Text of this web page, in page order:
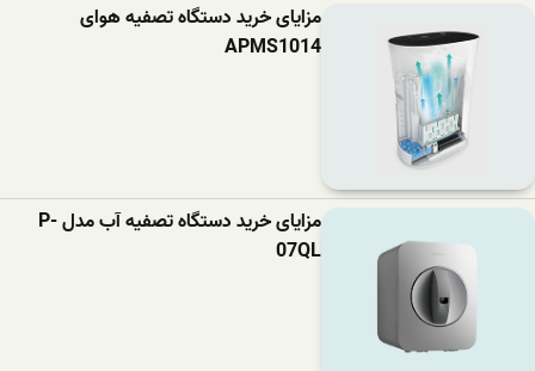
مزایای خرید دستگاه تصفیه هوای
APMS1014
مزایای خرید دستگاه تصفیه آب مدل P-
07QL